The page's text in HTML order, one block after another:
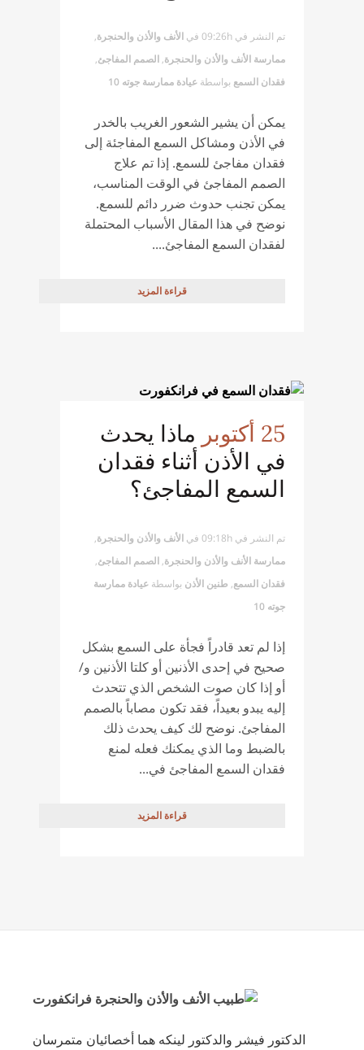
تم النشر في 09:26h في الأنف والأذن والحنجرة,
ممارسة الأنف والأذن والحنجرة, الصمم المفاجئ,
فقدان السمع بواسطة عيادة ممارسة جوته 10
يمكن أن يشير الشعور الغريب بالخدر
في الأذن ومشاكل السمع المفاجئة إلى
فقدان مفاجئ للسمع. إذا تم علاج
الصمم المفاجئ في الوقت المناسب،
يمكن تجنب حدوث ضرر دائم للسمع.
نوضح في هذا المقال الأسباب المحتملة
لفقدان السمع المفاجئ....
قراءة المزيد
25 أكتوبر
ماذا يحدث
في الأذن أثناء فقدان
السمع المفاجئ؟
تم النشر في 09:18h في الأنف والأذن والحنجرة,
ممارسة الأنف والأذن والحنجرة, الصمم المفاجئ,
فقدان السمع, طنين الأذن بواسطة عيادة ممارسة
جوته 10
إذا لم تعد قادراً فجأة على السمع بشكل
صحيح في إحدى الأذنين أو كلتا الأذنين و/
أو إذا كان صوت الشخص الذي تتحدث
إليه يبدو بعيداً، فقد تكون مصاباً بالصمم
المفاجئ. نوضح لك كيف يحدث ذلك
بالضبط وما الذي يمكنك فعله لمنع
فقدان السمع المفاجئ في...
قراءة المزيد
الدكتور فيشر والدكتور لينكه هما أخصائيان متمرسان